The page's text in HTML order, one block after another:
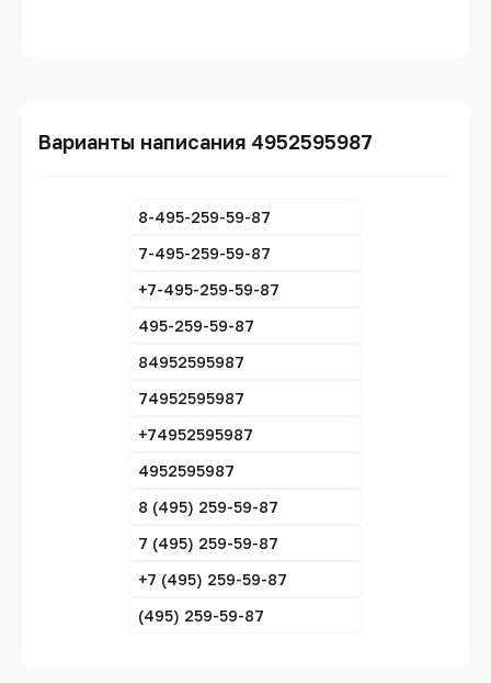
Варианты написания 4952595987
8-495-259-59-87
7-495-259-59-87
+7-495-259-59-87
495-259-59-87
84952595987
74952595987
+74952595987
4952595987
8 (495) 259-59-87
7 (495) 259-59-87
+7 (495) 259-59-87
(495) 259-59-87